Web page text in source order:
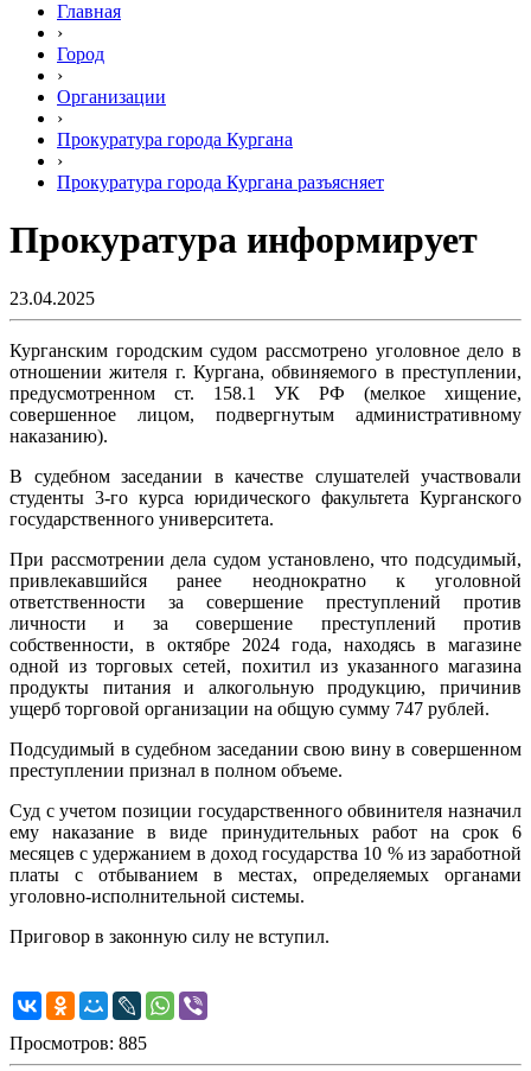
Главная
›
Город
›
Организации
›
Прокуратура города Кургана
›
Прокуратура города Кургана разъясняет
Прокуратура информирует
23.04.2025
Курганским городским судом рассмотрено уголовное дело в
отношении жителя г. Кургана, обвиняемого в преступлении,
предусмотренном ст. 158.1 УК РФ (мелкое хищение,
совершенное лицом, подвергнутым административному
наказанию).
В судебном заседании в качестве слушателей участвовали
студенты 3-го курса юридического факультета Курганского
государственного университета.
При рассмотрении дела судом установлено, что подсудимый,
привлекавшийся ранее неоднократно к уголовной
ответственности за совершение преступлений против
личности и за совершение преступлений против
собственности, в октябре 2024 года, находясь в магазине
одной из торговых сетей, похитил из указанного магазина
продукты питания и алкогольную продукцию, причинив
ущерб торговой организации на общую сумму 747 рублей.
Подсудимый в судебном заседании свою вину в совершенном
преступлении признал в полном объеме.
Суд с учетом позиции государственного обвинителя назначил
ему наказание в виде принудительных работ на срок 6
месяцев с удержанием в доход государства 10 % из заработной
платы с отбыванием в местах, определяемых органами
уголовно-исполнительной системы.
Приговор в законную силу не вступил.
Просмотров: 885